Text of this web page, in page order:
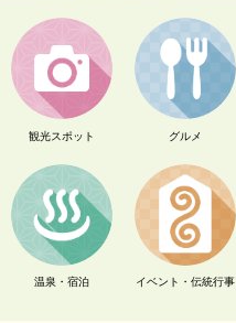
観光スポット グルメ
温泉・宿泊 イベント・伝統行事